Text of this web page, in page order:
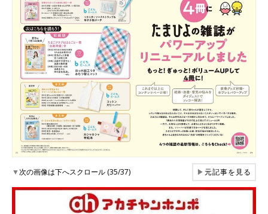
▼次の画像は下へスクロール (35/37) ▶元記事を見る